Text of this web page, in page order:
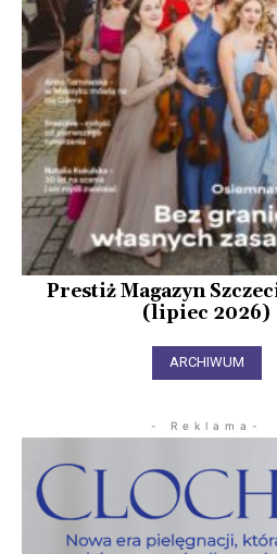
Prestiż Magazyn
(lipiec 2026)
ARCHIWUM
- Reklama-